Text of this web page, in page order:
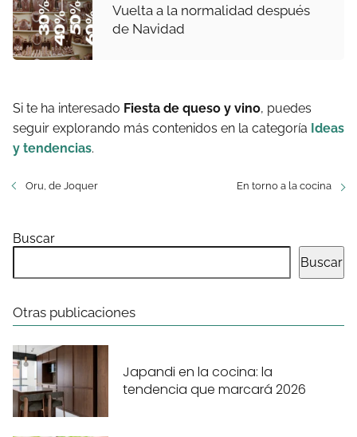
Vuelta a la normalidad después
de Navidad
Si te ha interesado Fiesta de queso y vino, puedes
seguir explorando más contenidos en la categoría Ideas
y tendencias.
Oru, de Joquer En torno a la cocina
Buscar
Buscar
Otras publicaciones
Japandi en la cocina: la
tendencia que marcará 2026